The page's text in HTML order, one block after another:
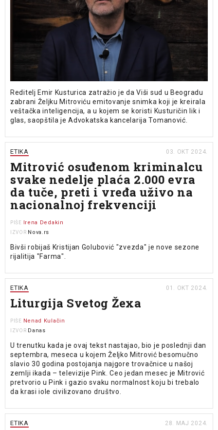
Reditelj Emir Kusturica zatražio je da Viši sud u Beogradu
zabrani Želјku Mitroviću emitovanje snimka koji je kreirala
veštačka inteligencija, a u kojem se koristi Kusturičin lik i
glas, saopštila je Advokatska kancelarija Tomanović.
ETIKA 03. OKT 2024.
Mitrović osuđenom kriminalcu
svake nedelje plaća 2.000 evra
da tuče, preti i vređa uživo na
nacionalnoj frekvenciji
PIŠE Irena Dedakin
IZVOR Nova.rs
Bivši robijaš Kristijan Golubović "zvezda" je nove sezone
rijalitija "Farma".
ETIKA 01. OKT 2024.
Liturgija Svetog Žexa
PIŠE Nenad Kulačin
IZVOR Danas
U trenutku kada je ovaj tekst nastajao, bio je poslednji dan
septembra, meseca u kojem Željko Mitrović besomučno
slavio 30 godina postojanja najgore trovačnice u našoj
zemlji ikada – televizije Pink. Ceo jedan mesec je Mitrović
pretvorio u Pink i gazio svaku normalnost koju bi trebalo
da krasi iole civilizovano društvo.
ETIKA 28. MAJ 2024.